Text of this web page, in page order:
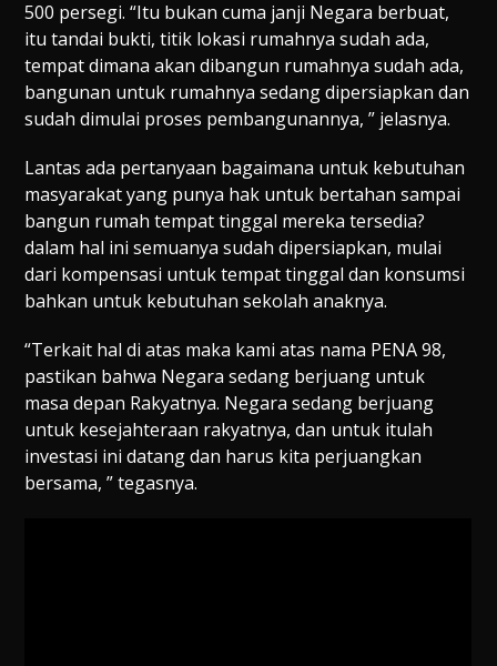
500 persegi. “Itu bukan cuma janji Negara berbuat,
itu tandai bukti, titik lokasi rumahnya sudah ada,
tempat dimana akan dibangun rumahnya sudah ada,
bangunan untuk rumahnya sedang dipersiapkan dan
sudah dimulai proses pembangunannya, ” jelasnya.
Lantas ada pertanyaan bagaimana untuk kebutuhan
masyarakat yang punya hak untuk bertahan sampai
bangun rumah tempat tinggal mereka tersedia?
dalam hal ini semuanya sudah dipersiapkan, mulai
dari kompensasi untuk tempat tinggal dan konsumsi
bahkan untuk kebutuhan sekolah anaknya.
“Terkait hal di atas maka kami atas nama PENA 98,
pastikan bahwa Negara sedang berjuang untuk
masa depan Rakyatnya. Negara sedang berjuang
untuk kesejahteraan rakyatnya, dan untuk itulah
investasi ini datang dan harus kita perjuangkan
bersama, ” tegasnya.